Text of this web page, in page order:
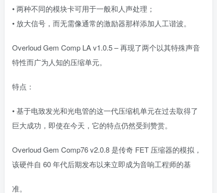
• 两种不同的模块卡可用于一般和人声处理；
• 放大信号，而无需像通常的激励器那样添加人工谐波。
Overloud Gem Comp LA v1.0.5 – 再现了两个以其特殊声音
特性而广为人知的压缩单元。
特点：
• 基于电致发光和光电管的这一代压缩机单元在过去取得了
巨大成功，即使在今天，它的特点仍然受到赞赏。
Overloud Gem Comp76 v2.0.8 是传奇 FET 压缩器的模拟，
该硬件自 60 年代后期发布以来立即成为音响工程师的基
准。